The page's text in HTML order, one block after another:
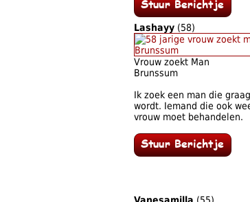
Lashayy (58)
Vrouw zoekt Man
Brunssum
Ik zoek een man die
wordt. Iemand die ook
vrouw moet behandelen.